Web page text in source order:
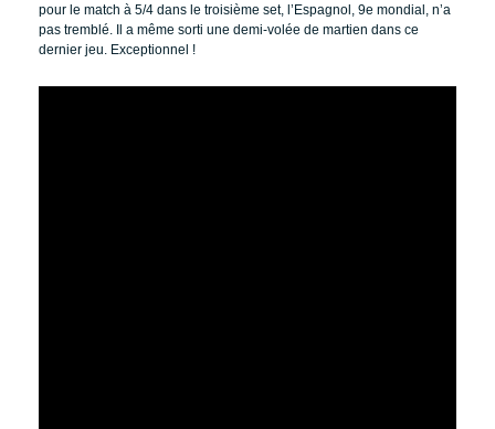
pour le match à 5/4 dans le troisième set, l’Espagnol, 9e mondial, n’a
pas tremblé. Il a même sorti une demi-volée de martien dans ce
dernier jeu. Exceptionnel !